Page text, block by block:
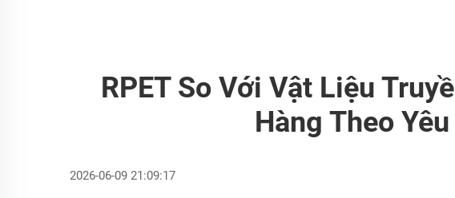
RPET So Với Vật Liệu
Hàng Theo
2026-06-09 21:09:17